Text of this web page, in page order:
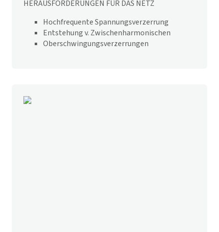
HERAUSFORDERUNGEN FÜR DAS NETZ
Hochfrequente Spannungsverzerrung
Entstehung v. Zwischenharmonischen
Oberschwingungsverzerrungen